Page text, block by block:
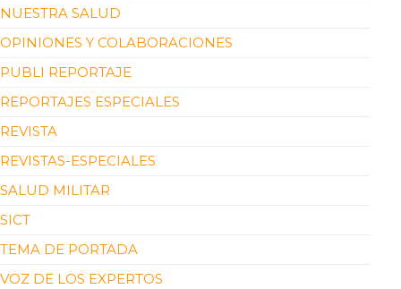
NUESTRA SALUD
OPINIONES Y COLABORACIONES
PUBLI REPORTAJE
REPORTAJES ESPECIALES
REVISTA
REVISTAS-ESPECIALES
SALUD MILITAR
SICT
TEMA DE PORTADA
VOZ DE LOS EXPERTOS